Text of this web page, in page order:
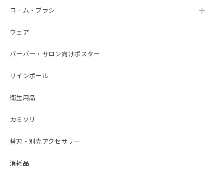
コーム・ブラシ
ウェア
バーバー・サロン向けポスター
サインポール
衛生用品
カミソリ
替刃・別売アクセサリー
消耗品